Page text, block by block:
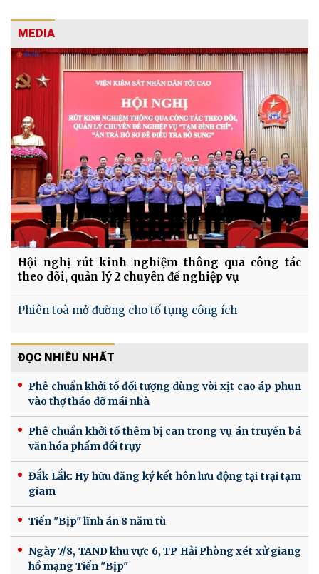
MEDIA
Hội nghị rút kinh nghiệm thông qua công tác
theo dõi, quản lý 2 chuyên đề nghiệp vụ
Phiên toà mở đường cho tố tụng công ích
ĐỌC NHIỀU NHẤT
Phê chuẩn khởi tố đối tượng dùng vòi xịt cao áp phun
vào thợ tháo dỡ mái nhà
Phê chuẩn khởi tố thêm bị can trong vụ án truyền bá
văn hóa phẩm đồi trụy
Đắk Lắk: Hy hữu đăng ký kết hôn lưu động tại trại tạm
giam
Tiến "Bịp" lĩnh án 8 năm tù
Ngày 7/8, TAND khu vực 6, TP Hải Phòng xét xử giang
hồ mạng Tiến "Bịp"